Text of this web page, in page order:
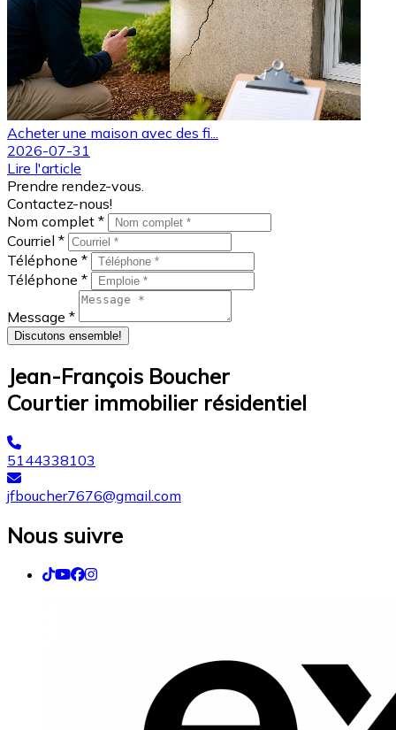
Acheter une maison avec des fi...
2026-07-31
Lire l'article
Prendre rendez-vous.
Contactez-nous!
Nom complet *
Courriel *
Téléphone *
Téléphone *
Message *
Discutons ensemble!
Jean-François Boucher
Courtier immobilier résidentiel
5144338103
jfboucher7676@gmail.com
Nous suivre